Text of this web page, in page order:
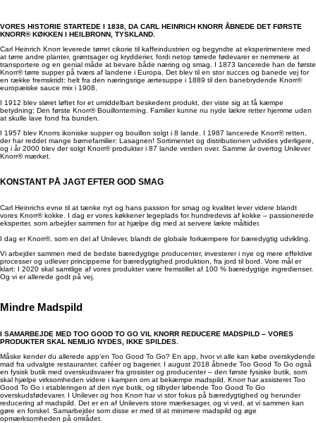
VORES HISTORIE STARTEDE I 1838, DA CARL HEINRICH KNORR ÅBNEDE DET FØRSTE
KNORR® KØKKEN I HEILBRONN, TYSKLAND.
Carl Heinrich Knorr leverede tørret cikorie til kaffeindustrien og begyndte at eksperimentere med
at tørre andre planter, grøntsager og krydderier, fordi netop tørrede fødevarer er nemmere at
transportere og en genial måde at bevare både næring og smag. I 1873 lancerede han de første
Knorr® tørre supper på tværs af landene i Europa. Det blev til en stor succes og banede vej for
en række fremskridt: helt fra den næringsrige ærtesuppe i 1889 til den banebrydende Knorr®
europæiske sauce mix i 1908.
I 1912 blev sløret løftet for et umiddelbart beskedent produkt, der viste sig at få kæmpe
betydning; Den første Knorr® Bouillonterning. Familier kunne nu nyde lækre retter hjemme uden
at skulle lave fond fra bunden.
I 1957 blev Knorrs ikoniske supper og bouillon solgt i 8 lande. I 1987 lancerede Knorr® retten,
der har reddet mange børnefamilier: Lasagnen! Sortimentet og distributionen udvides yderligere,
og i år 2000 blev der solgt Knorr® produkter i 87 lande verden over. Samme år overtog Unilever
Knorr® mærket.
KONSTANT PÅ JAGT EFTER GOD SMAG
Carl Heinrichs evne til at tænke nyt og hans passion for smag og kvalitet lever videre blandt
vores Knorr® kokke. I dag er vores køkkener legeplads for hundredevis af kokke – passionerede
eksperter, som arbejder sammen for at hjælpe dig med at servere lækre måltider.
I dag er Knorr®, som en del af Unilever, blandt de globale forkæmpere for bæredygtig udvikling.
Vi arbejder sammen med de bedste bæredygtige producenter, investerer i nye og mere effektive
processer og udlever principperne for bæredygtighed produktion, fra jord til bord. Vore mål er
klart: I 2020 skal samtlige af vores produkter være fremstillet af 100 % bæredygtige ingredienser.
Og vi er allerede godt på vej.
Mindre Madspild
I SAMARBEJDE MED TOO GOOD TO GO VIL KNORR REDUCERE MADSPILD – VORES
PRODUKTER SKAL NEMLIG NYDES, IKKE SPILDES.
Måske kender du allerede app’en Too Good To Go? En app, hvor vi alle kan købe overskydende
mad fra udvalgte restauranter, caféer og bagerier. I august 2018 åbnede Too Good To Go også
en fysisk butik med overskudsvarer fra grosister og producenter – den første fysiske butik, som
skal hjælpe virksomheden videre i kampen om at bekæmpe madspild. Knorr har assisteret Too
Good To Go i etableringen af den nye butik, og tilbyder løbende Too Good To Go
overskudsfødevarer. I Unilever og hos Knorr har vi stor fokus på bæredygtighed og herunder
reducering af madspild. Det er en af Unilevers store mærkesager, og vi ved, at vi sammen kan
gøre en forskel. Samarbejder som disse er med til at minimere madspild og øge
opmærksomheden på området.